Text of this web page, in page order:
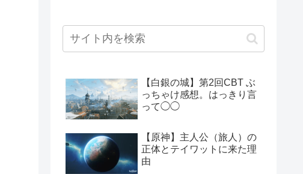
【白銀の城】第2回CBT ぶ
っちゃけ感想。はっきり言
って◯◯
【原神】主人公（旅人）の
正体とテイワットに来た理
由